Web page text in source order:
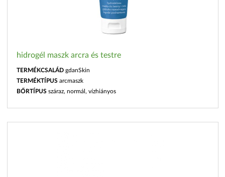
hidrogél maszk arcra és testre
TERMÉKCSALÁD gdanSkin
TERMÉKTÍPUS arcmaszk
BŐRTÍPUS száraz, normál, vízhiányos